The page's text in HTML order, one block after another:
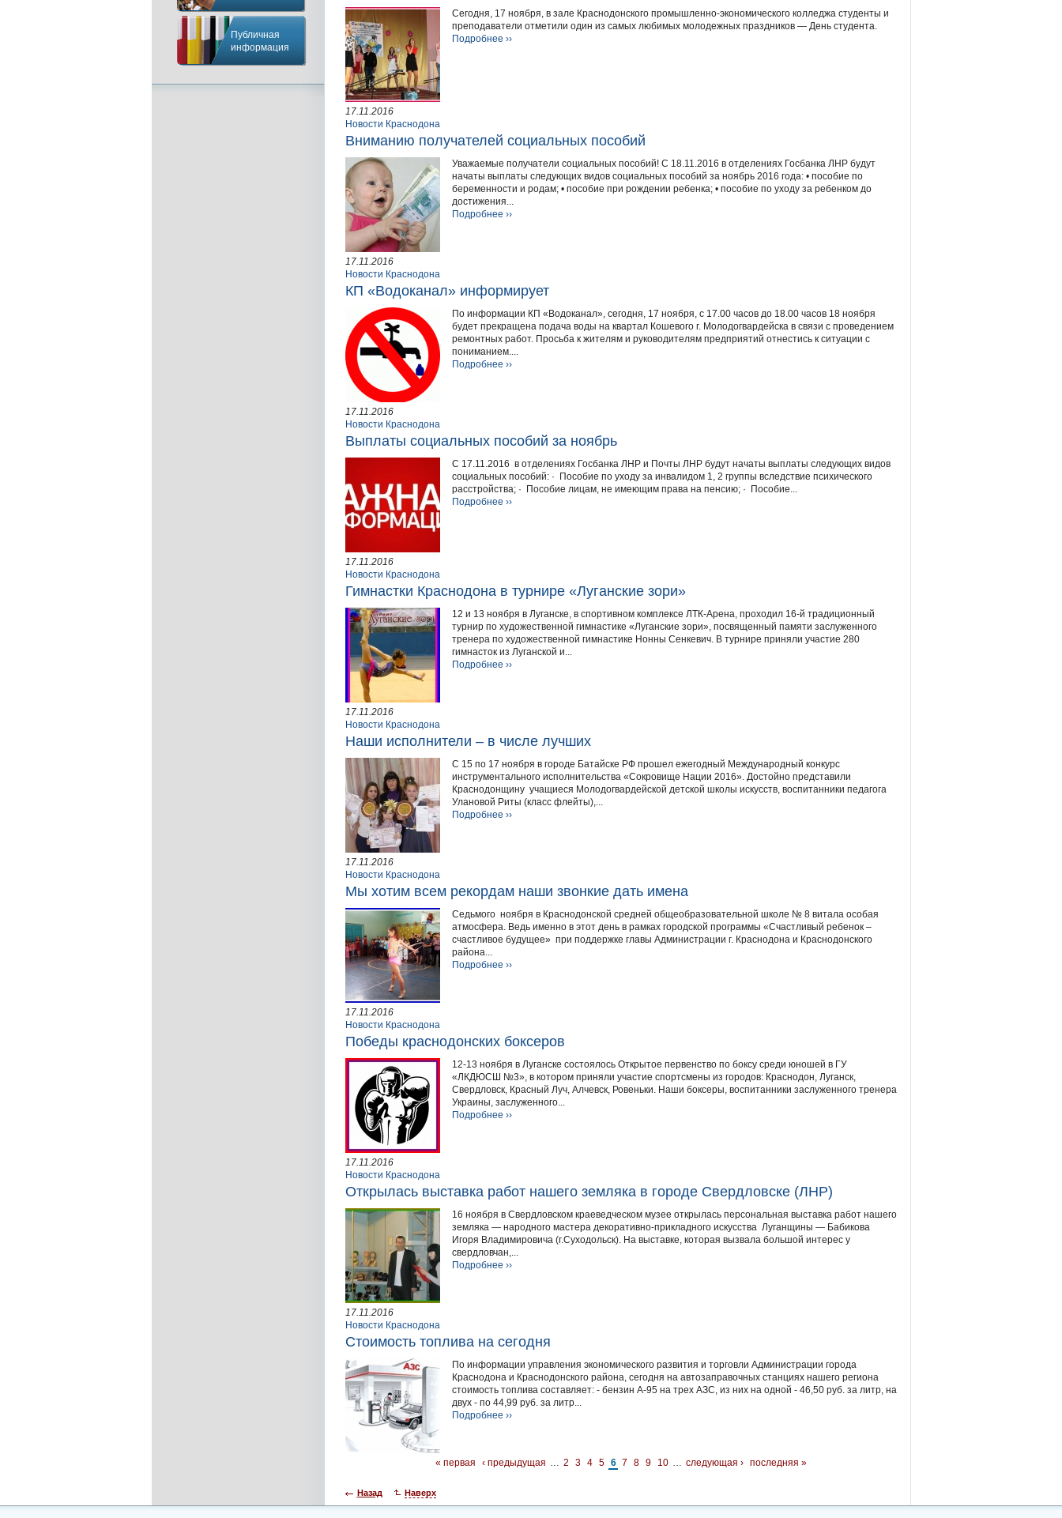
Сегодня, 17 ноября, в зале Краснодонского промышленно-экономического колледжа студенты и
преподаватели отметили один из самых любимых молодежных праздников — День студента.
Подробнее ››
17.11.2016
Новости Краснодона
Вниманию получателей социальных пособий
Уважаемые получатели социальных пособий! С 18.11.2016 в отделениях Госбанка ЛНР будут
начаты выплаты следующих видов социальных пособий за ноябрь 2016 года: • пособие по
беременности и родам; • пособие при рождении ребенка; • пособие по уходу за ребенком до
достижения...
Подробнее ››
17.11.2016
Новости Краснодона
КП «Водоканал» информирует
По информации КП «Водоканал», сегодня, 17 ноября, с 17.00 часов до 18.00 часов 18 ноября
будет прекращена подача воды на квартал Кошевого г. Молодогвардейска в связи с проведением
ремонтных работ. Просьба к жителям и руководителям предприятий отнестись к ситуации с
пониманием....
Подробнее ››
17.11.2016
Новости Краснодона
Выплаты социальных пособий за ноябрь
С 17.11.2016 в отделениях Госбанка ЛНР и Почты ЛНР будут начаты выплаты следующих видов
социальных пособий: · Пособие по уходу за инвалидом 1, 2 группы вследствие психического
расстройства; · Пособие лицам, не имеющим права на пенсию; · Пособие...
Подробнее ››
17.11.2016
Новости Краснодона
Гимнастки Краснодона в турнире «Луганские зори»
12 и 13 ноября в Луганске, в спортивном комплексе ЛТК-Арена, проходил 16-й традиционный
турнир по художественной гимнастике «Луганские зори», посвященный памяти заслуженного
тренера по художественной гимнастике Нонны Сенкевич. В турнире приняли участие 280
гимнасток из Луганской и...
Подробнее ››
17.11.2016
Новости Краснодона
Наши исполнители – в числе лучших
С 15 по 17 ноября в городе Батайске РФ прошел ежегодный Международный конкурс
инструментального исполнительства «Сокровище Нации 2016». Достойно представили
Краснодонщину учащиеся Молодогвардейской детской школы искусств, воспитанники педагога
Улановой Риты (класс флейты),...
Подробнее ››
17.11.2016
Новости Краснодона
Мы хотим всем рекордам наши звонкие дать имена
Седьмого ноября в Краснодонской средней общеобразовательной школе № 8 витала особая
атмосфера. Ведь именно в этот день в рамках городской программы «Счастливый ребенок –
счастливое будущее» при поддержке главы Администрации г. Краснодона и Краснодонского
района...
Подробнее ››
17.11.2016
Новости Краснодона
Победы краснодонских боксеров
12-13 ноября в Луганске состоялось Открытое первенство по боксу среди юношей в ГУ
«ЛКДЮСШ №3», в котором приняли участие спортсмены из городов: Краснодон, Луганск,
Свердловск, Красный Луч, Алчевск, Ровеньки. Наши боксеры, воспитанники заслуженного тренера
Украины, заслуженного...
Подробнее ››
17.11.2016
Новости Краснодона
Открылась выставка работ нашего земляка в городе Свердловске (ЛНР)
16 ноября в Свердловском краеведческом музее открылась персональная выставка работ нашего
земляка — народного мастера декоративно-прикладного искусства Луганщины — Бабикова
Игоря Владимировича (г.Суходольск). На выставке, которая вызвала большой интерес у
свердловчан,...
Подробнее ››
17.11.2016
Новости Краснодона
Стоимость топлива на сегодня
По информации управления экономического развития и торговли Администрации города
Краснодона и Краснодонского района, сегодня на автозаправочных станциях нашего региона
стоимость топлива составляет: - бензин А-95 на трех АЗС, из них на одной - 46,50 руб. за литр, на
двух - по 44,99 руб. за литр...
Подробнее ››
« первая ‹ предыдущая … 2 3 4 5 6 7 8 9 10 … следующая › последняя »
Назад Наверх
Публичная
информация